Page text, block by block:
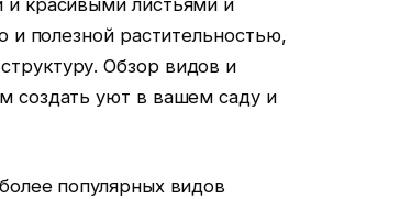
полезной растительностью,
Обзор видов и
создать уют в вашем саду и
популярных видов